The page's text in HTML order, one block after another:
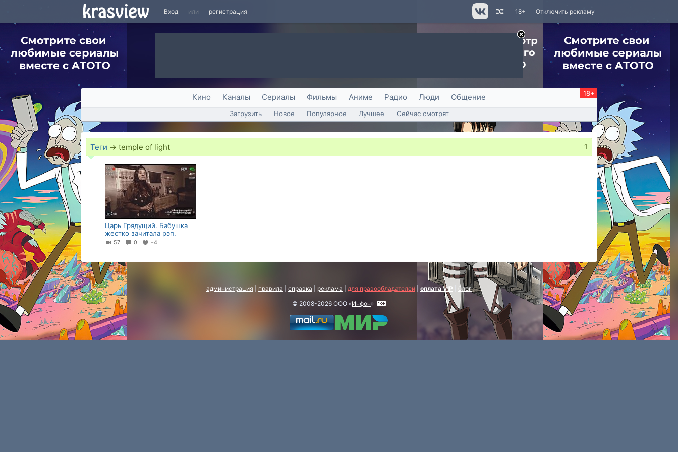
Вход или регистрация Отключить рекламу
18+
Кино Каналы Сериалы Фильмы Аниме Радио Люди Общение 18+
Загрузить Новое Популярное Лучшее Сейчас смотрят
Теги → temple of light 1
01:22
Царь Грядущий. Бабушка
жестко зачитала рэп.
57 0 +4
администрация правила справка реклама для правообладателей оплата VIP
блог
© 2008-2026 ООО «Инфон»